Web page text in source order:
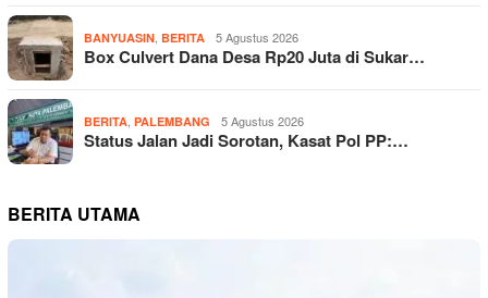
BANYUASIN BERITA 5 Agustus 2026
Box Culvert Dana Desa Rp20 Juta di Sukar…
BERITA PALEMBANG 5 Agustus 2026
Status Jalan Jadi Sorotan, Kasat Pol PP:…
BERITA UTAMA